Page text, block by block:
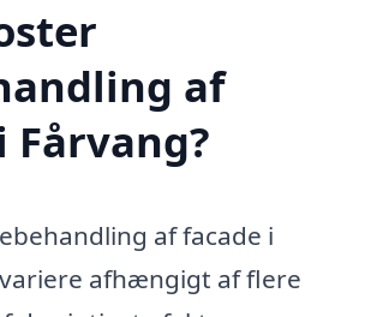
af
Fårvang?
af facade i
afhængigt af flere